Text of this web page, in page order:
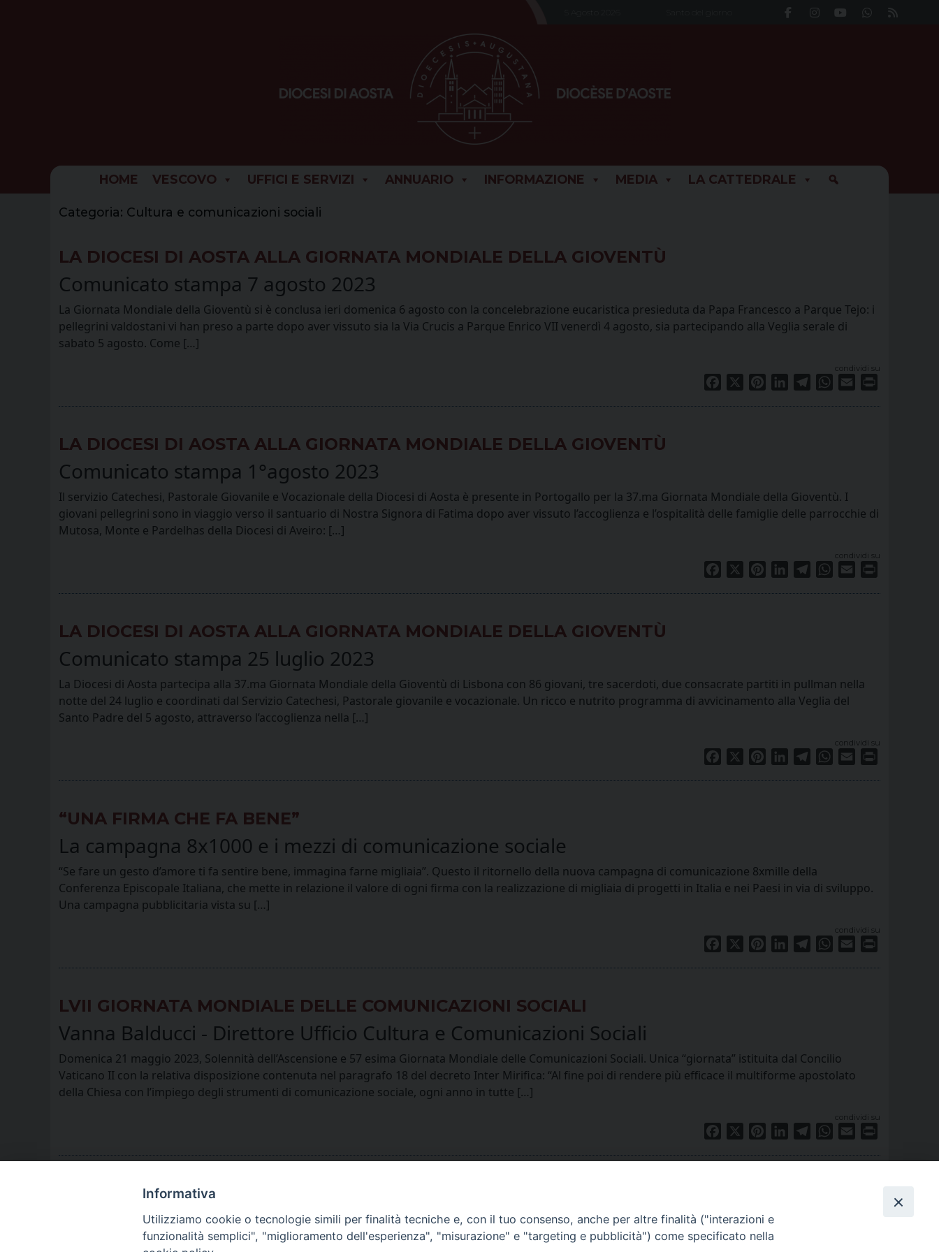
HOME VESCOVO UFFICI E SERVIZI ANNUARIO INFORMAZIONE MEDIA LA CATTEDRALE
Categoria: Cultura e comunicazioni sociali
LA DIOCESI DI AOSTA ALLA GIORNATA MONDIALE DELLA GIOVENTÙ
Comunicato stampa 7 agosto 2023
La Giornata Mondiale della Gioventù si è conclusa ieri domenica 6 agosto con la concelebrazione eucaristica presieduta da Papa Francesco a Parque Tejo: i
pellegrini valdostani vi han preso a parte dopo aver vissuto sia la Via Crucis a Parque Enrico VII venerdì 4 agosto, sia partecipando alla Veglia serale di
sabato 5 agosto. Come […]
condividi su
Facebook PinterestLinkedInTelegramWhatsApp
Email
LA DIOCESI DI AOSTA ALLA GIORNATA MONDIALE DELLA GIOVENTÙ
Comunicato stampa 1°agosto 2023
Il servizio Catechesi, Pastorale Giovanile e Vocazionale della Diocesi di Aosta è presente in Portogallo per la 37.ma Giornata Mondiale della Gioventù. I
giovani pellegrini sono in viaggio verso il santuario di Nostra Signora di Fatima dopo aver vissuto l’accoglienza e l’ospitalità delle famiglie delle parrocchie di
Mutosa, Monte e Pardelhas della Diocesi di Aveiro: […]
condividi su
Facebook PinterestLinkedInTelegramWhatsApp
Email
LA DIOCESI DI AOSTA ALLA GIORNATA MONDIALE DELLA GIOVENTÙ
Comunicato stampa 25 luglio 2023
La Diocesi di Aosta partecipa alla 37.ma Giornata Mondiale della Gioventù di Lisbona con 86 giovani, tre sacerdoti, due consacrate partiti in pullman nella
notte del 24 luglio e coordinati dal Servizio Catechesi, Pastorale giovanile e vocazionale. Un ricco e nutrito programma di avvicinamento alla Veglia del
Santo Padre del 5 agosto, attraverso l’accoglienza nella […]
condividi su
Facebook PinterestLinkedInTelegramWhatsApp
Email
“UNA FIRMA CHE FA BENE”
La campagna 8x1000 e i mezzi di comunicazione sociale
“Se fare un gesto d’amore ti fa sentire bene, immagina farne migliaia”. Questo il ritornello della nuova campagna di comunicazione 8xmille della
Conferenza Episcopale Italiana, che mette in relazione il valore di ogni firma con la realizzazione di migliaia di progetti in Italia e nei Paesi in via di sviluppo.
Una campagna pubblicitaria vista su […]
condividi su
Facebook PinterestLinkedInTelegramWhatsApp
Email
LVII GIORNATA MONDIALE DELLE COMUNICAZIONI SOCIALI
Vanna Balducci - Direttore Ufficio Cultura e Comunicazioni Sociali
Domenica 21 maggio 2023, Solennità dell’Ascensione e 57 esima Giornata Mondiale delle Comunicazioni Sociali. Unica “giornata” istituita dal Concilio
Vaticano II con la relativa disposizione contenuta nel paragrafo 18 del decreto Inter Mirifica: “Al fine poi di rendere più efficace il multiforme apostolato
della Chiesa con l’impiego degli strumenti di comunicazione sociale, ogni anno in tutte […]
condividi su
Facebook PinterestLinkedInTelegramWhatsApp
Email
Informativa
Utilizziamo cookie o tecnologie simili per finalità tecniche e, con il tuo consenso, anche per altre finalità ("interazioni e
funzionalità semplici", "miglioramento dell'esperienza", "misurazione" e "targeting e pubblicità") come specificato nella